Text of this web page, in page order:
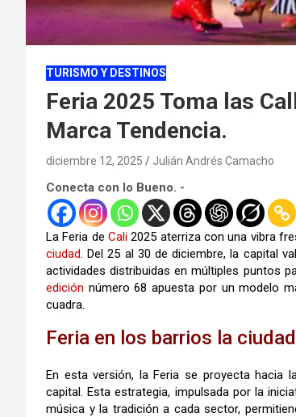
TURISMO Y DESTINOS
Feria 2025 Toma las
Marca Tendencia.
diciembre 12, 2025 Julián Andrés Camacho
Conecta con lo Bueno. -
La Feria de Cali2025 aterriza con una vibra
ciudad. Del 25 al 30 de diciembre, la capital
actividades distribuidas en múltiples puntos
edición número 68 apuesta por un modelo
cuadra.
Feria en los barrios la
En esta versión, la Feria se proyecta hacia
capital. Esta estrategia, impulsada por la
música y la tradición a cada sector,